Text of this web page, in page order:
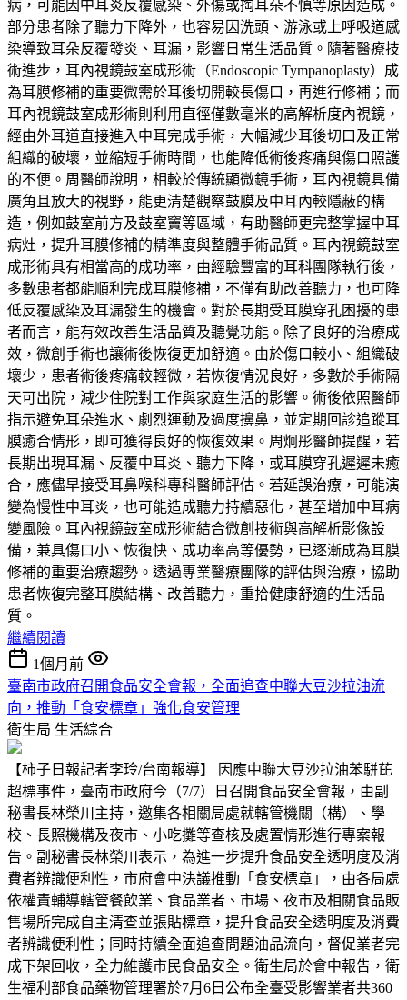
病，可能因中耳炎反覆感染、外傷或掏耳朵不慎等原因造成。
部分患者除了聽力下降外，也容易因洗頭、游泳或上呼吸道感
染導致耳朵反覆發炎、耳漏，影響日常生活品質。隨著醫療技
術進步，耳內視鏡鼓室成形術（Endoscopic Tympanoplasty）成
為耳膜修補的重要微需於耳後切開較長傷口，再進行修補；而
耳內視鏡鼓室成形術則利用直徑僅數毫米的高解析度內視鏡，
經由外耳道直接進入中耳完成手術，大幅減少耳後切口及正常
組織的破壞，並縮短手術時間，也能降低術後疼痛與傷口照護
的不便。周醫師說明，相較於傳統顯微鏡手術，耳內視鏡具備
廣角且放大的視野，能更清楚觀察鼓膜及中耳內較隱蔽的構
造，例如鼓室前方及鼓室竇等區域，有助醫師更完整掌握中耳
病灶，提升耳膜修補的精準度與整體手術品質。耳內視鏡鼓室
成形術具有相當高的成功率，由經驗豐富的耳科團隊執行後，
多數患者都能順利完成耳膜修補，不僅有助改善聽力，也可降
低反覆感染及耳漏發生的機會。對於長期受耳膜穿孔困擾的患
者而言，能有效改善生活品質及聽覺功能。除了良好的治療成
效，微創手術也讓術後恢復更加舒適。由於傷口較小、組織破
壞少，患者術後疼痛較輕微，若恢復情況良好，多數於手術隔
天可出院，減少住院對工作與家庭生活的影響。術後依照醫師
指示避免耳朵進水、劇烈運動及過度擤鼻，並定期回診追蹤耳
膜癒合情形，即可獲得良好的恢復效果。周炯彤醫師提醒，若
長期出現耳漏、反覆中耳炎、聽力下降，或耳膜穿孔遲遲未癒
合，應儘早接受耳鼻喉科專科醫師評估。若延誤治療，可能演
變為慢性中耳炎，也可能造成聽力持續惡化，甚至增加中耳病
變風險。耳內視鏡鼓室成形術結合微創技術與高解析影像設
備，兼具傷口小、恢復快、成功率高等優勢，已逐漸成為耳膜
修補的重要治療趨勢。透過專業醫療團隊的評估與治療，協助
患者恢復完整耳膜結構、改善聽力，重拾健康舒適的生活品
質。
繼續閱讀
1個月前
臺南市政府召開食品安全會報，全面追查中聯大豆沙拉油流
向，推動「食安標章」強化食安管理
衛生局 生活綜合
【柿子日報記者李玲/台南報導】 因應中聯大豆沙拉油苯駢芘
超標事件，臺南市政府今（7/7）日召開食品安全會報，由副
秘書長林榮川主持，邀集各相關局處就轄管機關（構）、學
校、長照機構及夜市、小吃攤等查核及處置情形進行專案報
告。副秘書長林榮川表示，為進一步提升食品安全透明度及消
費者辨識便利性，市府會中決議推動「食安標章」，由各局處
依權責輔導轄管餐飲業、食品業者、市場、夜市及相關食品販
售場所完成自主清查並張貼標章，提升食品安全透明度及消費
者辨識便利性；同時持續全面追查問題油品流向，督促業者完
成下架回收，全力維護市民食品安全。衛生局於會中報告，衛
生福利部食品藥物管理署於7月6日公布全臺受影響業者共360